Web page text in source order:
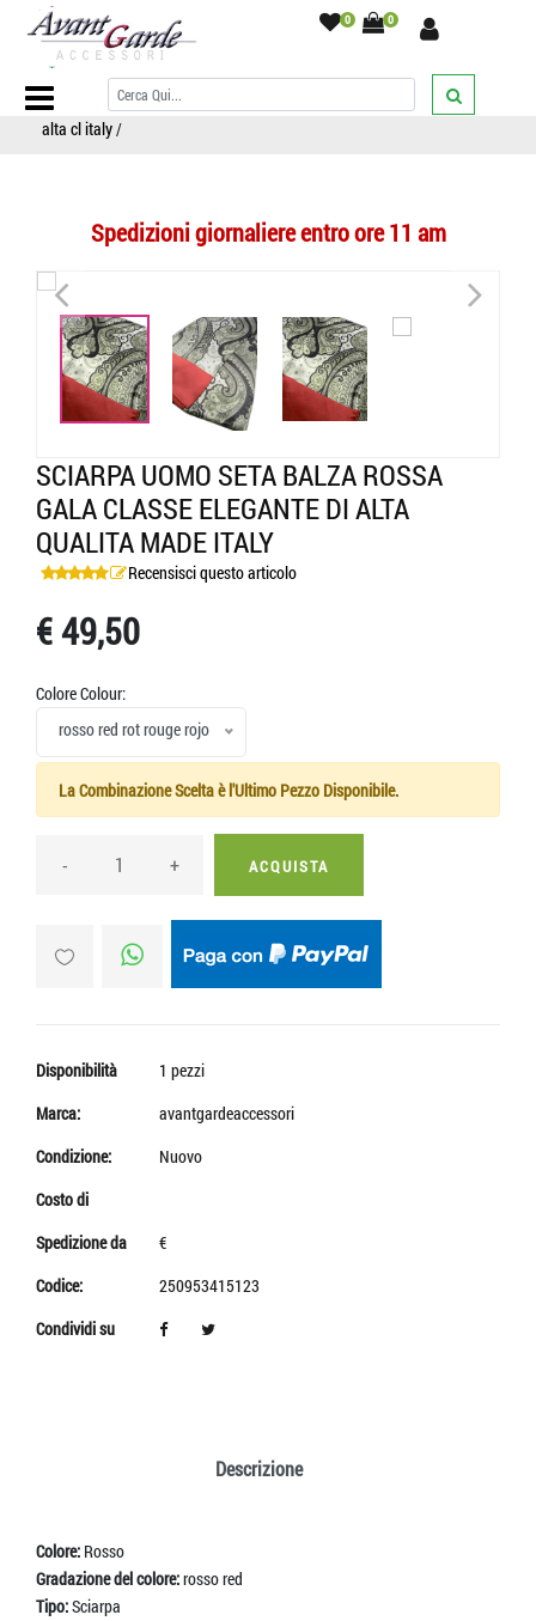
0 0
Home Page/SCIARPE/Sciarpe fantasia/Con disegni cashmere/
Sciarpa uomo seta rossa gala classe ultima sera anno elegante e di
alta cl italy/
Spedizioni giornaliere entro ore 11 am
< >
SCIARPA UOMO SETA BALZA ROSSA
GALA CLASSE ELEGANTE DI ALTA
QUALITA MADE ITALY
Recensisci questo articolo
€ 49,50
Colore Colour:
rosso red rot rouge rojo
La Combinazione Scelta è l'Ultimo Pezzo Disponibile.
- + ACQUISTA
Disponibilità
1 pezzi
Marca:
avantgardeaccessori
Condizione:
Nuovo
Costo di
Spedizione da
€
Codice:
250953415123
Condividi su
Descrizione
Colore: Rosso
Gradazione del colore:rosso red
Tipo:Sciarpa